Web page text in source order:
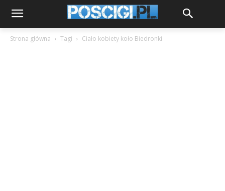
Strona główna Tagi Ciało kobiety koło Biedronki